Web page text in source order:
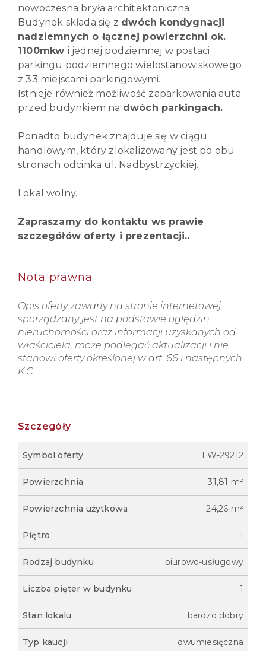
nowoczesna bryła architektoniczna.
Budynek składa się z dwóch kondygnacji
nadziemnych o łącznej powierzchni ok.
1100mkw i jednej podziemnej w postaci
parkingu podziemnego wielostanowiskowego
z 33 miejscami parkingowymi.
Istnieje również możliwość zaparkowania auta
przed budynkiem na dwóch parkingach.
Ponadto budynek znajduje się w ciągu
handlowym, który zlokalizowany jest po obu
stronach odcinka ul. Nadbystrzyckiej.
Lokal wolny.
Zapraszamy do kontaktu ws prawie
szczegółów oferty i prezentacji..
Nota prawna
Opis oferty zawarty na stronie internetowej
sporządzany jest na podstawie oględzin
nieruchomości oraz informacji uzyskanych od
właściciela, może podlegać aktualizacji i nie
stanowi oferty określonej w art. 66 i następnych
K.C.
Szczegóły
Symbol oferty LW-29212
Powierzchnia 31,81 m²
Powierzchnia użytkowa 24,26 m²
Piętro 1
Rodzaj budynku biurowo-usługowy
Liczba pięter w budynku 1
Stan lokalu bardzo dobry
Typ kaucji dwumiesięczna